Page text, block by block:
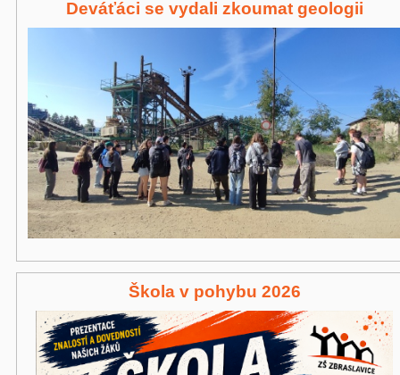
Deváťáci se vydali zkoumat geologii
Škola v pohybu 2026